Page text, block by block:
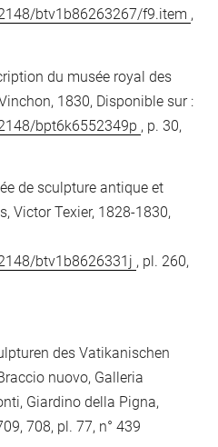
btv1b86263267/f9.item ,
du musée royal des
1830, Disponible sur :
bpt6k6552349p , p. 30,
de sculpture antique et
Victor Texier, 1828-1830,
btv1b8626331j , pl. 260,
des Vatikanischen
nuovo, Galleria
Giardino della Pigna,
708, pl. 77, n° 439